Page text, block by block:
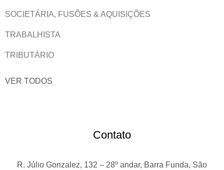
SOCIETÁRIA, FUSÕES & AQUISIÇÕES
TRABALHISTA
TRIBUTÁRIO
VER TODOS
Contato
R. Júlio Gonzalez, 132 – 28º andar, Barra Funda, São